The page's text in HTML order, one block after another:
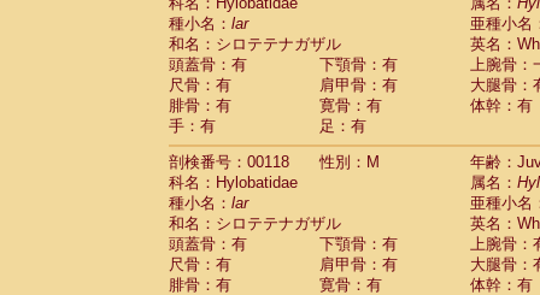
種小名： lar
亜種小名
和名：シロテテナガザル
英名：
頭蓋骨：有
下顎骨：有
上腕骨：
尺骨：有
肩甲骨：有
大腿骨：
腓骨：有
寛骨：有
体幹：有
手：有
足：有
剖検番号：00118
性別：M
年齢：
科名：Hylobatidae
属名：
種小名： lar
亜種小名
和名：シロテテナガザル
英名：
頭蓋骨：有
下顎骨：有
上腕骨：
尺骨：有
肩甲骨：有
大腿骨：
腓骨：有
寛骨：有
体幹：有